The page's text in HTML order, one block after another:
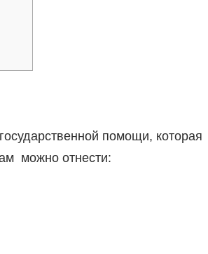
помощи, которая
можно отнести: